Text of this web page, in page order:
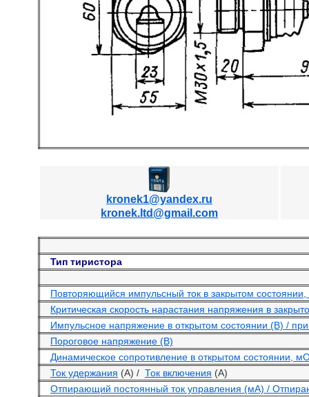
kronek1@yandex.ru
kronek.ltd@gmail.com
Тип тиристора
Повторяющийся импульсный ток в закрытом
Критическая скорость нарастания напряжения в
Импульсное напряжение в открытом состоянии (В) /
Пороговое напряжение (В)
Динамическое сопротивление в открытом состоянии,
Ток удержания (А) / Ток включения (А)
Отпирающий постоянный ток управления (мА) /